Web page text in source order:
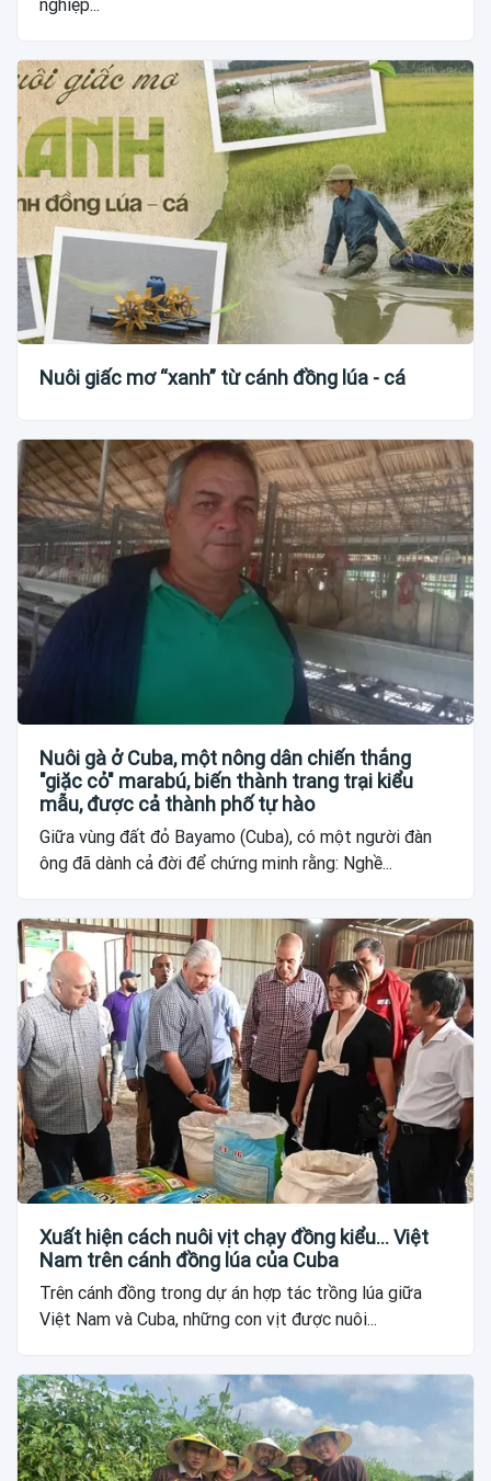
nghiệp...
Nuôi giấc mơ “xanh” từ cánh đồng lúa - cá
Nuôi gà ở Cuba, một nông dân chiến thắng
"giặc cỏ" marabú, biến thành trang trại kiểu
mẫu, được cả thành phố tự hào
Giữa vùng đất đỏ Bayamo (Cuba), có một người đàn
ông đã dành cả đời để chứng minh rằng: Nghề...
Xuất hiện cách nuôi vịt chạy đồng kiểu... Việt
Nam trên cánh đồng lúa của Cuba
Trên cánh đồng trong dự án hợp tác trồng lúa giữa
Việt Nam và Cuba, những con vịt được nuôi...